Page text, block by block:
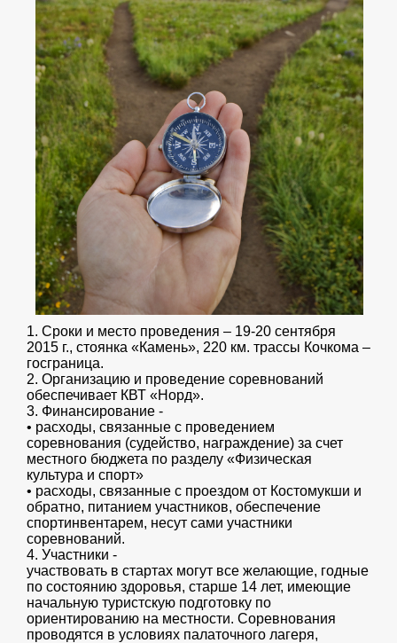
1. Сроки и место проведения – 19-20 сентября
2015 г., стоянка «Камень», 220 км. трассы Кочкома –
госграница.
2. Организацию и проведение соревнований
обеспечивает КВТ «Норд».
3. Финансирование -
• расходы, связанные с проведением
соревнования (судейство, награждение) за счет
местного бюджета по разделу «Физическая
культура и спорт»
• расходы, связанные с проездом от Костомукши и
обратно, питанием участников, обеспечение
спортинвентарем, несут сами участники
соревнований.
4. Участники -
участвовать в стартах могут все желающие, годные
по состоянию здоровья, старше 14 лет, имеющие
начальную туристскую подготовку по
ориентированию на местности. Соревнования
проводятся в условиях палаточного лагеря,